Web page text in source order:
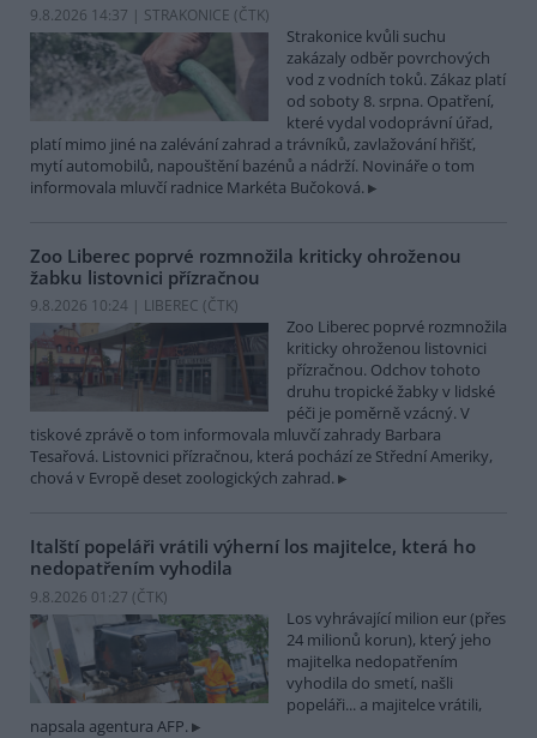
9.8.2026 14:37 | STRAKONICE (ČTK)
Strakonice kvůli suchu
zakázaly odběr povrchových
vod z vodních toků. Zákaz platí
od soboty 8. srpna. Opatření,
které vydal vodoprávní úřad,
platí mimo jiné na zalévání zahrad a trávníků, zavlažování hřišť,
mytí automobilů, napouštění bazénů a nádrží. Novináře o tom
informovala mluvčí radnice Markéta Bučoková.
Zoo Liberec poprvé rozmnožila kriticky ohroženou
žabku listovnici přízračnou
9.8.2026 10:24 | LIBEREC (ČTK)
Zoo Liberec poprvé rozmnožila
kriticky ohroženou listovnici
přízračnou. Odchov tohoto
druhu tropické žabky v lidské
péči je poměrně vzácný. V
tiskové zprávě o tom informovala mluvčí zahrady Barbara
Tesařová. Listovnici přízračnou, která pochází ze Střední Ameriky,
chová v Evropě deset zoologických zahrad.
Italští popeláři vrátili výherní los majitelce, která ho
nedopatřením vyhodila
9.8.2026 01:27 (ČTK)
Los vyhrávající milion eur (přes
24 milionů korun), který jeho
majitelka nedopatřením
vyhodila do smetí, našli
popeláři... a majitelce vrátili,
napsala agentura AFP.